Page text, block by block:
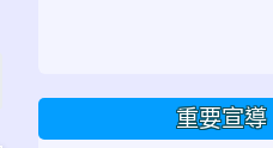
重要宣導